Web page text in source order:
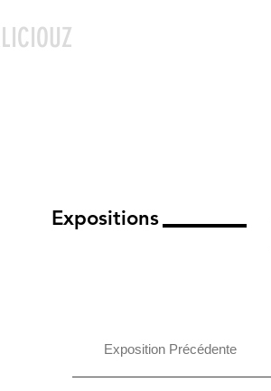
Expositions
Exposition Précédente